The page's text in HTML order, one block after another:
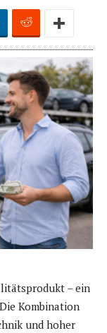
– ein
Kombination
und hoher